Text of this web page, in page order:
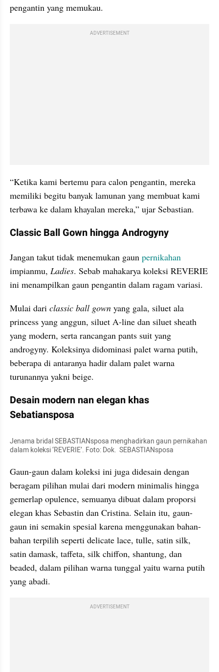
pengantin yang memukau.
ADVERTISEMENT
“Ketika kami bertemu para calon pengantin, mereka
memiliki begitu banyak lamunan yang membuat kami
terbawa ke dalam khayalan mereka,” ujar Sebastian.
Classic Ball Gown hingga Androgyny
Jangan takut tidak menemukan gaun
impianmu, Ladies. Sebab mahakarya koleksi REVERIE
ini menampilkan gaun pengantin dalam ragam variasi.
Mulai dari classic ball gown yang gala, siluet ala
princess yang anggun, siluet A-line dan siluet sheath
yang modern, serta rancangan pants suit yang
androgyny. Koleksinya didominasi palet warna putih,
beberapa di antaranya hadir dalam palet warna
turunannya yakni beige.
Desain modern nan elegan khas
Sebatiansposa
Jenama bridal SEBASTIANsposa menghadirkan gaun pernikahan
dalam koleksi ‘REVERIE’. Foto: Dok.  SEBASTIANsposa
Gaun-gaun dalam koleksi ini juga didesain dengan
beragam pilihan mulai dari modern minimalis hingga
gemerlap opulence, semuanya dibuat dalam proporsi
elegan khas Sebastin dan Cristina. Selain itu, gaun-
gaun ini semakin spesial karena menggunakan bahan-
bahan terpilih seperti delicate lace, tulle, satin silk,
satin damask, taffeta, silk chiffon, shantung, dan
beaded, dalam pilihan warna tunggal yaitu warna putih
yang abadi.
ADVERTISEMENT